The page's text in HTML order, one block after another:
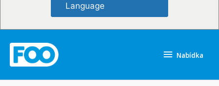
Language
Nabídka